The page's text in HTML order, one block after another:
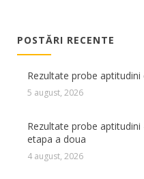
POSTĂRI RECENTE
Rezultate probe aptitudini
5 august, 2026
Rezultate probe
etapa a doua
4 august, 2026